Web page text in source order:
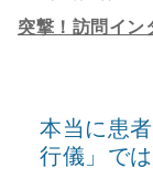
突撃！訪問イン
本当に患
行儀」で